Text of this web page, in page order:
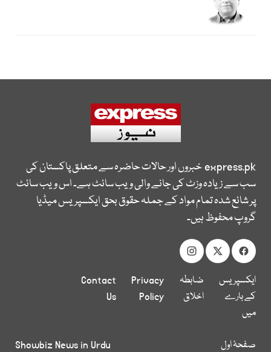
express.pkخبروں اور حالات حاضرہ سے متعلق پاکستان کی
سب سے زیادہ وزٹ کی جانے والی ویب سائٹ ہے۔ اس ویب سائٹ
پر شائع شدہ تمام مواد کے جملہ حقوق بحق ایکسپریس میڈیا
گروپ محفوظ ہیں۔
ایکسپریس
کے بارے
میں
ضابطہ
اخلاق
Privacy
Policy
Contact
Us
صفحۂ اول
Showbiz News in Urdu